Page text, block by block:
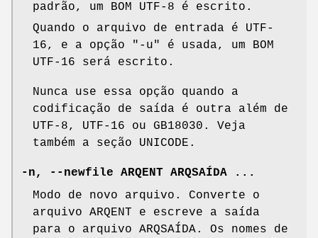
padrão, um BOM UTF-8 é escrito.
Quando o arquivo de entrada é UTF-
16, e a opção
"-u"
é usada, um BOM
UTF-16 será escrito.
Nunca use essa opção quando a
codificação de saída é outra além de
UTF-8, UTF-16 ou GB18030. Veja
também a seção UNICODE.
-n, --newfile ARQENT ARQSAÍDA ...
Modo de novo arquivo. Converte o
arquivo ARQENT e escreve a saída
para o arquivo ARQSAÍDA. Os nomes de